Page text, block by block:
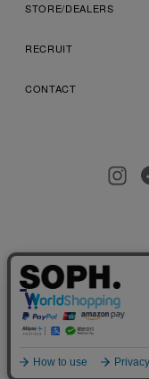
STORE/DEALERS
RECRUIT
CONTACT
プライバシーポリシー
店舗受取サー
お客様により良いサ
使用することがござい
ご確認ください。